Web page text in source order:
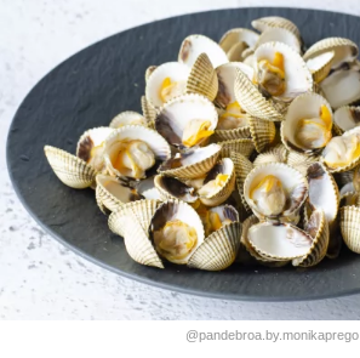
@pandebroa.by.monikaprego